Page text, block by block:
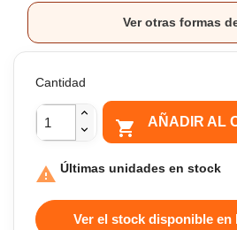
Ver otras formas
Cantidad
 AÑADIR AL
 Últimas unidades en stock
Ver el stock disponible en